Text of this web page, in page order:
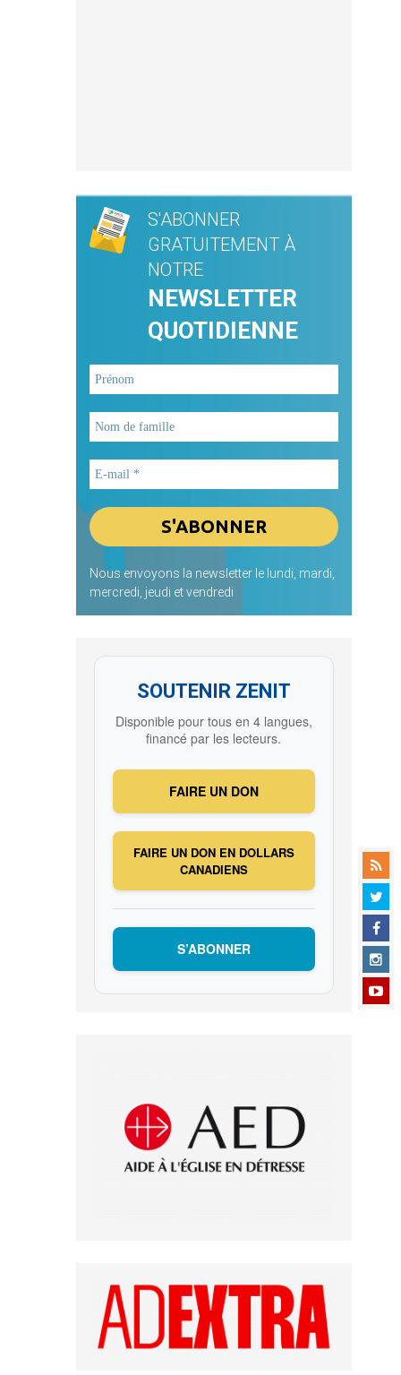
S'ABONNER
GRATUITEMENT À
NOTRE
NEWSLETTER
QUOTIDIENNE
Nous envoyons la newsletter le lundi, mardi,
mercredi, jeudi et vendredi
SOUTENIR ZENIT
Disponible pour tous en 4 langues,
financé par les lecteurs.
FAIRE UN DON
FAIRE UN DON EN DOLLARS
CANADIENS
S’ABONNER